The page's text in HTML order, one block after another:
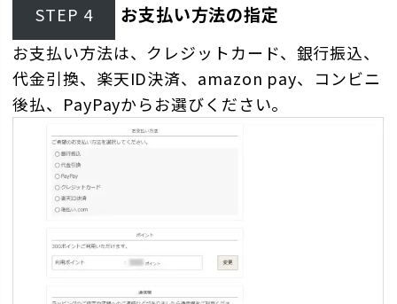
STEP 4 お支払い方法の指定
お支払い方法は、クレジットカード、銀行振込、
代金引換、楽天ID決済、amazon pay、コンビニ
後払、PayPayからお選びください。